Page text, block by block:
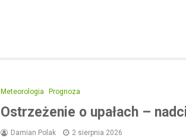
Meteorologia Prognoza
Ostrzeżenie o upałach –
Damian Polak 2 sierpnia 2026